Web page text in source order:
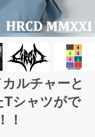
ルチャーと
Tシャツがで
！